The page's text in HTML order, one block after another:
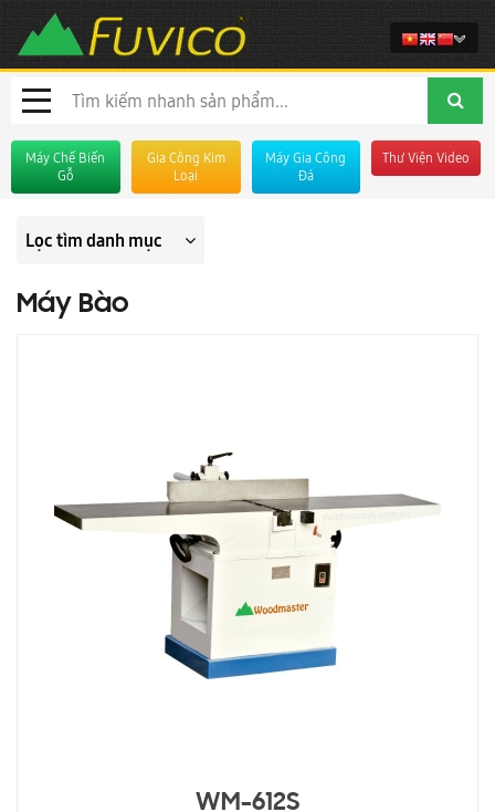
Máy Chế Biến
Gỗ
Gia Công Kim
Loại
Máy Gia Công
Đá
Thư Viện Video
Lọc tìm danh mục
Máy Bào
WM-612S